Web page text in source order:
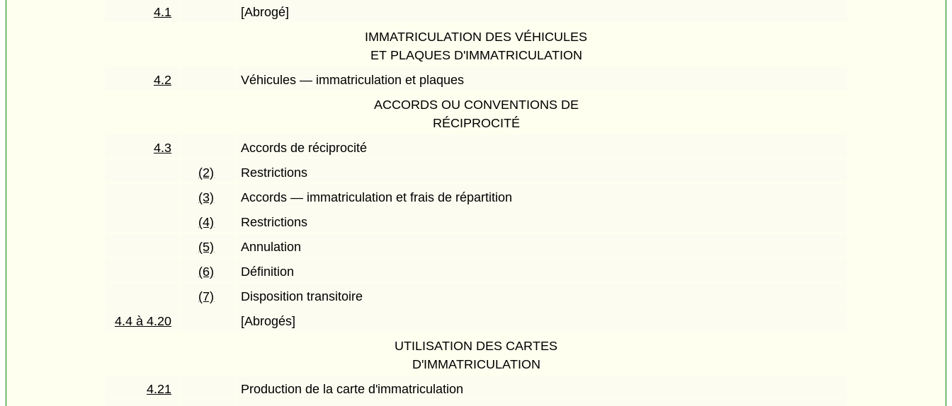
4.1
[Abrogé]
IMMATRICULATION DES VÉHICULES
ET PLAQUES D'IMMATRICULATION
4.2
Véhicules — immatriculation et plaques
ACCORDS OU CONVENTIONS DE
RÉCIPROCITÉ
4.3
Accords de réciprocité
(2)
Restrictions
(3)
Accords — immatriculation et frais de répartition
(4)
Restrictions
(5)
Annulation
(6)
Définition
(7)
Disposition transitoire
4.4 à 4.20
[Abrogés]
UTILISATION DES CARTES
D'IMMATRICULATION
4.21
Production de la carte d'immatriculation